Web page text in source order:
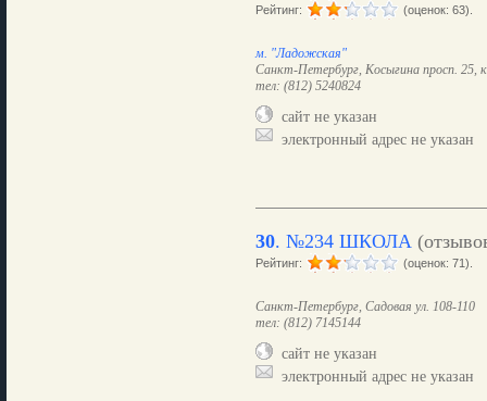
Рейтинг: (оценок: 63).
м. "Ладожская"
Санкт-Петербург, Косыгина просп. 25,
тел: (812) 5240824
сайт не указан
электронный адрес не указан
30. №234 ШКОЛА
Рейтинг: (оценок: 71).
Санкт-Петербург, Садовая ул. 108-110
тел: (812) 7145144
сайт не указан
электронный адрес не указан